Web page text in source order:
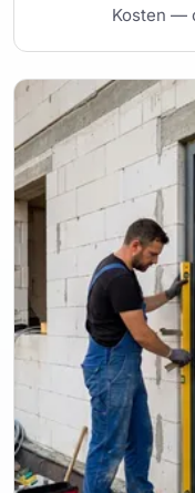
Kosten —